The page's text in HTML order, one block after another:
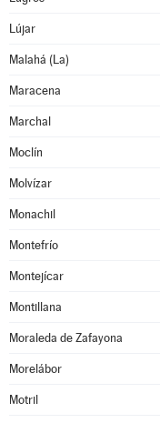
Lújar
Malahá (La)
Maracena
Marchal
Moclín
Molvízar
Monachil
Montefrío
Montejícar
Montillana
Moraleda de Zafayona
Morelábor
Motril